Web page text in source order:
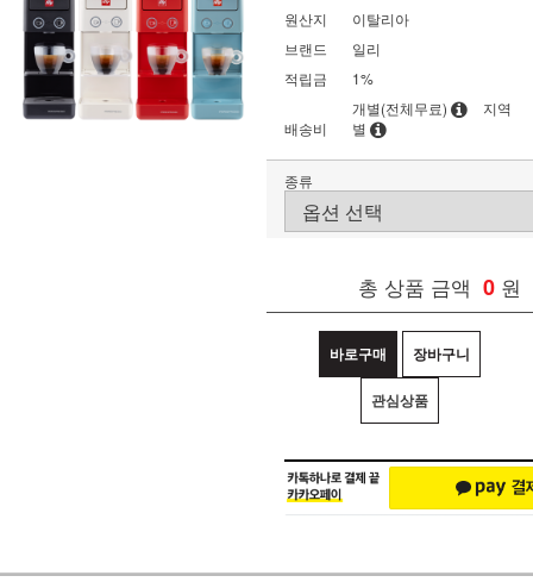
원산지
이탈리아
브랜드
일리
적립금
1%
배송비
개별(전체무료)
지역
별
종류
총 상품 금액 0 원
바로구매 장바구니
관심상품